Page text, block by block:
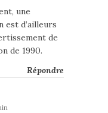
une
est d’ailleurs
de
de 1990.
Répondre